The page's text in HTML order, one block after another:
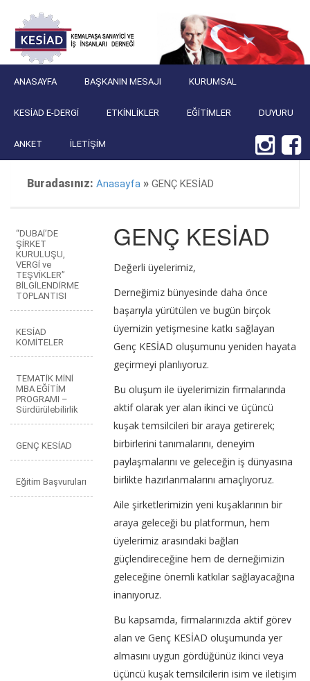
ANASAYFA BAŞKANIN MESAJI KURUMSAL
KESIAD E-DERGI ETKINLIKLER EĞITIMLER DUYURU
ANKET İLETIŞIM
Buradasınız: Anasayfa » GENÇ KESİAD
“DUBAİ’DE
ŞİRKET
KURULUŞU,
VERGİ ve
TEŞVİKLER”
BİLGİLENDİRME
TOPLANTISI
KESİAD
KOMİTELER
TEMATİK MİNİ
MBA EĞİTİM
PROGRAMI –
Sürdürülebilirlik
GENÇ KESİAD
Eğitim Başvuruları
GENÇ KESİAD
Değerli üyelerimiz,
Derneğimiz bünyesinde daha önce
başarıyla yürütülen ve bugün birçok
üyemizin yetişmesine katkı sağlayan
Genç KESİAD oluşumunu yeniden hayata
geçirmeyi planlıyoruz.
Bu oluşum ile üyelerimizin firmalarında
aktif olarak yer alan ikinci ve üçüncü
kuşak temsilcileri bir araya getirerek;
birbirlerini tanımalarını, deneyim
paylaşmalarını ve geleceğin iş dünyasına
birlikte hazırlanmalarını amaçlıyoruz.
Aile şirketlerimizin yeni kuşaklarının bir
araya geleceği bu platformun, hem
üyelerimiz arasındaki bağları
güçlendireceğine hem de derneğimizin
geleceğine önemli katkılar sağlayacağına
inanıyoruz.
Bu kapsamda, firmalarınızda aktif görev
alan ve Genç KESİAD oluşumunda yer
almasını uygun gördüğünüz ikinci veya
üçüncü kuşak temsilcilerin isim ve iletişim